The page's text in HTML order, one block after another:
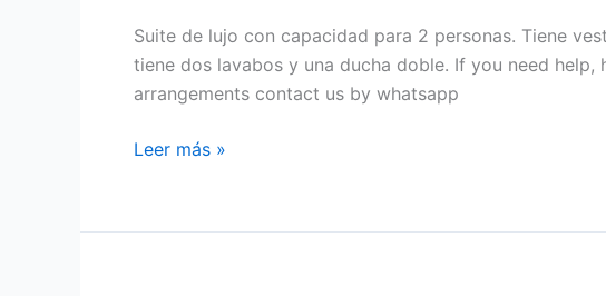
Suite de lujo con capacidad para 2 personas. Tiene
tiene dos lavabos y una ducha doble. If you need
arrangements contact us by whatsapp
Leer más »